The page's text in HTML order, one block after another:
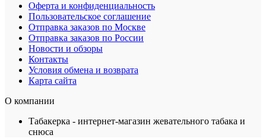
Оферта и конфиденциальность
Пользовательское соглашение
Отправка заказов по Москве
Отправка заказов по России
Новости и обзоры
Контакты
Условия обмена и возврата
Карта сайта
О компании
Табакерка - интернет-магазин жевательного табака и
снюса